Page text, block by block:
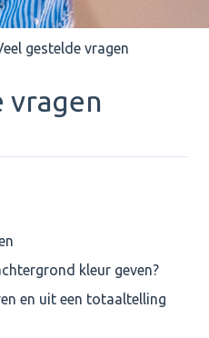
gestelde vragen
vragen
kleur geven?
en uit een totaaltelling